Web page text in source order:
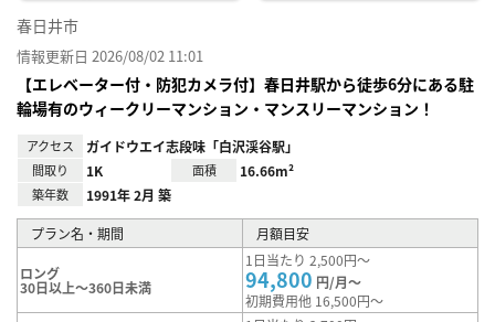
春日井市
情報更新日 2026/08/02 11:01
【エレベーター付・防犯カメラ付】春日井駅から徒歩6分にある駐
輪場有のウィークリーマンション・マンスリーマンション！
アクセス ガイドウエイ志段味「白沢渓谷駅」
間取り 1K 面積 16.66m²
築年数 1991年 2月 築
プラン名・期間 月額目安
ロング
30日以上～360日未満
1日当たり 2,500円～
94,800 円/月～
初期費用他 16,500円～